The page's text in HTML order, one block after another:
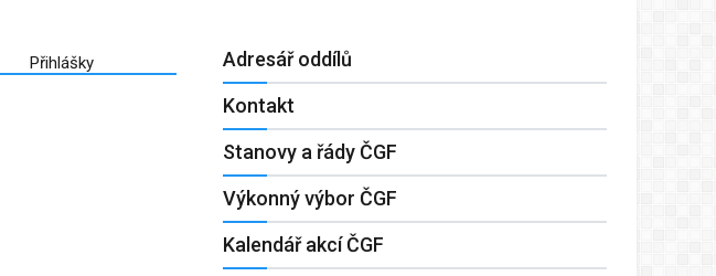
Přihlášky
Adresář oddílů
Kontakt
Stanovy a řády ČGF
Výkonný výbor ČGF
Kalendář akcí ČGF